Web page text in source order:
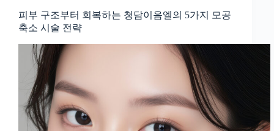
피부 구조부터 회복하는 청담이음엘의 5가지 모공
축소 시술 전략